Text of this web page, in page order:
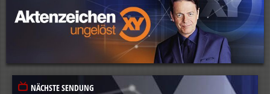
NÄCHSTE SENDUNG